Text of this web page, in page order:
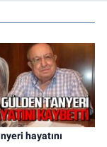
hayatını